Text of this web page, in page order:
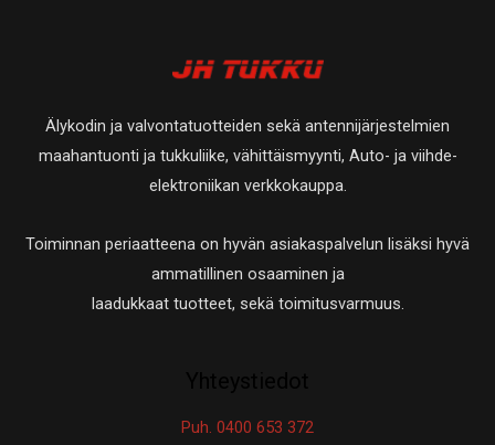
Älykodin ja valvontatuotteiden sekä antennijärjestelmien
maahantuonti ja tukkuliike, vähittäismyynti, Auto- ja viihde-
elektroniikan verkkokauppa.
Toiminnan periaatteena on hyvän asiakaspalvelun lisäksi hyvä
ammatillinen osaaminen ja
laadukkaat tuotteet, sekä toimitusvarmuus.
Puh. 0400 653 372